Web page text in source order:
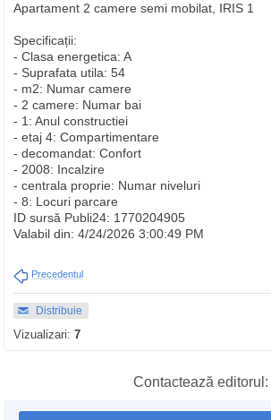
Apartament 2 camere semi mobilat, IRIS 1
Specificații:
- Clasa energetica: A
- Suprafata utila: 54
- m2: Numar camere
- 2 camere: Numar bai
- 1: Anul constructiei
- etaj 4: Compartimentare
- decomandat: Confort
- 2008: Incalzire
- centrala proprie: Numar niveluri
- 8: Locuri parcare
ID sursă Publi24: 1770204905
Valabil din: 4/24/2026 3:00:49 PM
Precedentul
Distribuie
Vizualizari: 7
Contactează editorul: